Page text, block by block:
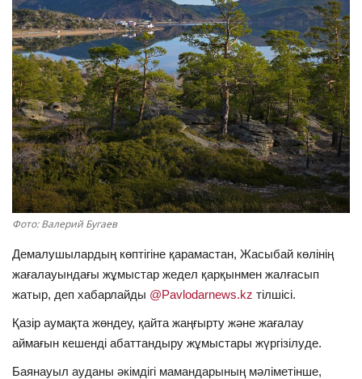
ОЙЫН-САУЫҚ
АРНАЙЫ ЖОБА
OFFICIAL
Құрылтай
Тілді тандаңыз
Қазақша Русский
Фото: Валерий Бугаев
Демалушылардың көптігіне қарамастан, Жасыбай көлінің
жағалауындағы жұмыстар жедел қарқынмен жалғасып
жатыр, деп хабарлайды @Pavlodarnews.kz тілшісі.
Қазір аумақта жөндеу, қайта жаңғырту және жағалау
аймағын кешенді абаттандыру жұмыстары жүргізілуде.
Баянауыл ауданы әкімдігі мамандарының мәліметінше,